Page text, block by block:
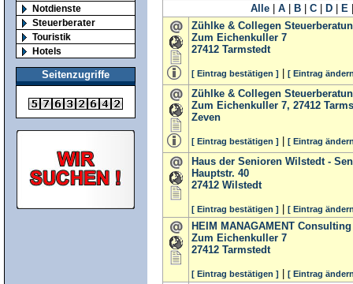
Notdienste
Steuerberater
Touristik
Hotels
Seitenzugriffe
Alle A B C D E
Zühlke & Collegen
Zum Eichenkuller 7
27412 Tarmstedt
[ Eintrag bestätigen ] [ Eintrag
Zühlke & Collegen
Zum Eichenkuller 7, 27412
Zeven
[ Eintrag bestätigen ] [ Eintrag
Haus der Senioren Wilstedt -
Hauptstr. 40
27412 Wilstedt
[ Eintrag bestätigen ] [ Eintrag
HEIM MANAGAMENT
Zum Eichenkuller 7
27412 Tarmstedt
[ Eintrag bestätigen ] [ Eintrag